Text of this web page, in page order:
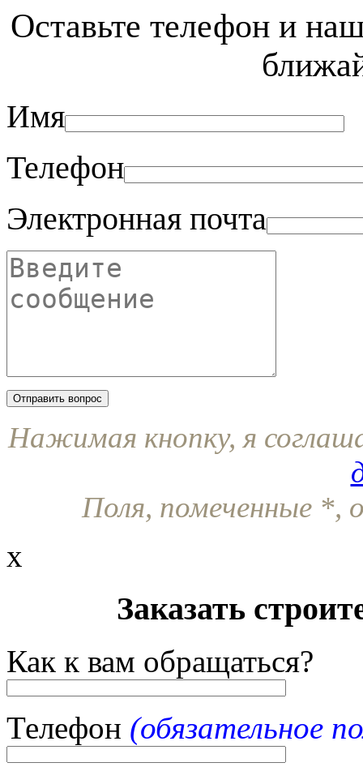
Оставьте телефон и
Имя
Телефон
Электронная почта
Нажимая кнопку, я
Поля, помеченные *,
x
Заказать
Как к вам обращаться?
Телефон (обязательное